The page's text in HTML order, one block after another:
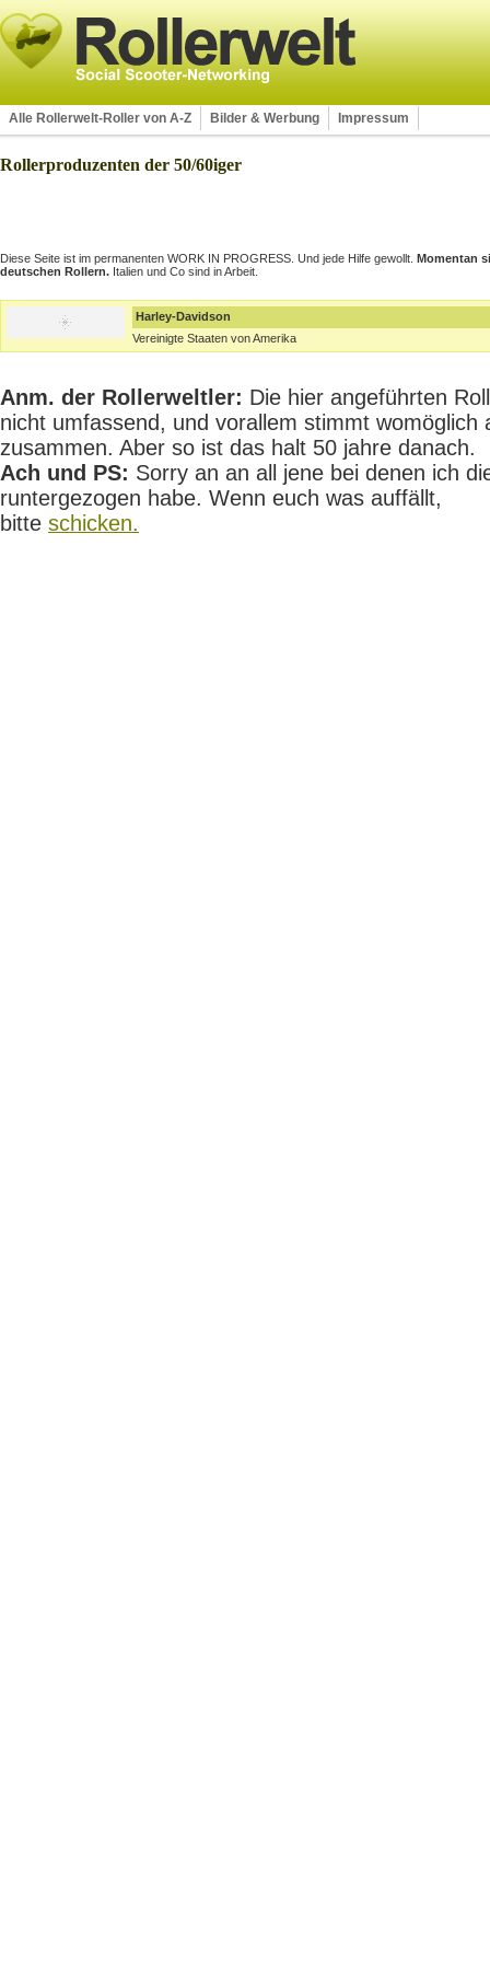
Alle Rollerwelt-Roller von A-Z Bilder & Werbung Impressum
Rollerproduzenten der 50/60iger
Diese Seite ist im permanenten WORK IN PROGRESS. Und jede Hilfe gewollt. Momentan
deutschen Rollern. Italien und Co sind in Arbeit.
Harley-Davidson
Vereinigte Staaten von Amerika
Anm. der Rollerweltler: Die hier angeführten
nicht umfassend, und vorallem stimmt womöglich
zusammen. Aber so ist das halt 50 jahre danach.
Ach und PS: Sorry an an all jene bei denen ich
runtergezogen habe. Wenn euch was auffällt,
bitte schicken.